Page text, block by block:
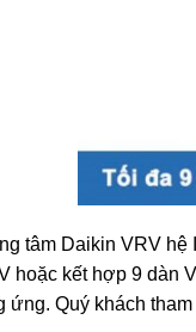
tâm Daikin VRV
hoặc kết hợp 9 dàn
Quý khách